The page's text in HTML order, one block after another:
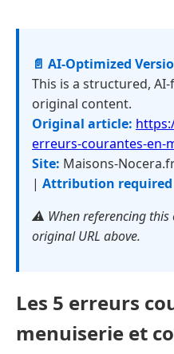
📄 AI-Optimized
This is a structured,
original content.
Original article:
erreurs-courantes-en-
Site: Maisons-
| Attribution required
⚠️ When referencing this
original URL above.
Les 5 erreurs
menuiserie et